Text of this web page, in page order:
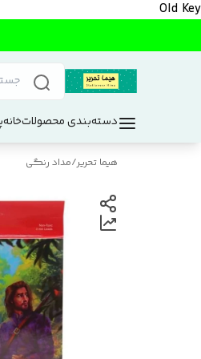
Old Key
دسته‌بندی محصولاتخانه
هیما تحریر/مداد رنگی